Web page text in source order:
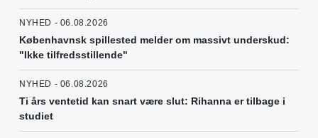
NYHED - 06.08.2026
Københavnsk spillested melder om massivt underskud:
"Ikke tilfredsstillende"
NYHED - 06.08.2026
Ti års ventetid kan snart være slut: Rihanna er tilbage i
studiet